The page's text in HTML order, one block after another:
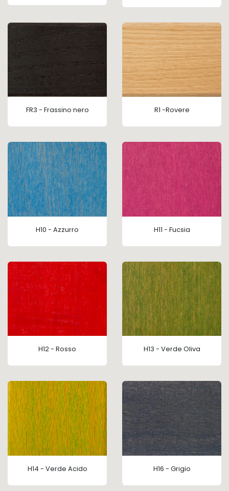
FR3 - Frassino nero R1 -Rovere
H10 - Azzurro H11 - Fucsia
H12 - Rosso H13 - Verde Oliva
H14 - Verde Acido H16 - Grigio